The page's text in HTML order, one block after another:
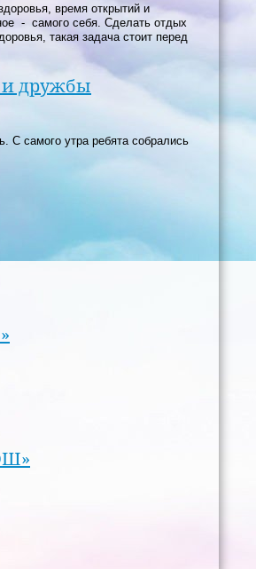
время открытий и
- самого себя. Сделать отдых
такая задача стоит перед
и дружбы
С самого утра ребята собрались